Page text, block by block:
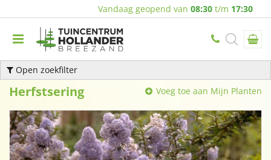
Vandaag geopend van 08:30 t/m 17:30
Open zoekfilter
Herfstsering Voeg toe aan Mijn Planten